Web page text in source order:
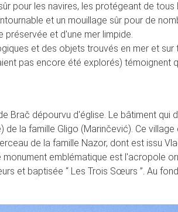
pour les navires, les protégeant de tous
et un mouillage sûr pour de
préservée et d'une mer limpide.
et des objets trouvés en mer et sur
pas encore été explorés) témoignent
Brač dépourvu d'église. Le bâtiment qui
la famille Gligo (Marinčević). Ce
de la famille Nazor, dont est issu
emblématique est l'acropole
et baptisée “ Les Trois Sœurs ”. Au